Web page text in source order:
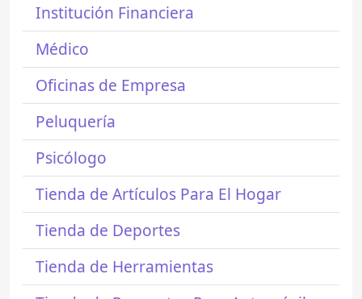
Institución Financiera
Médico
Oficinas de Empresa
Peluquería
Psicólogo
Tienda de Artículos Para El Hogar
Tienda de Deportes
Tienda de Herramientas